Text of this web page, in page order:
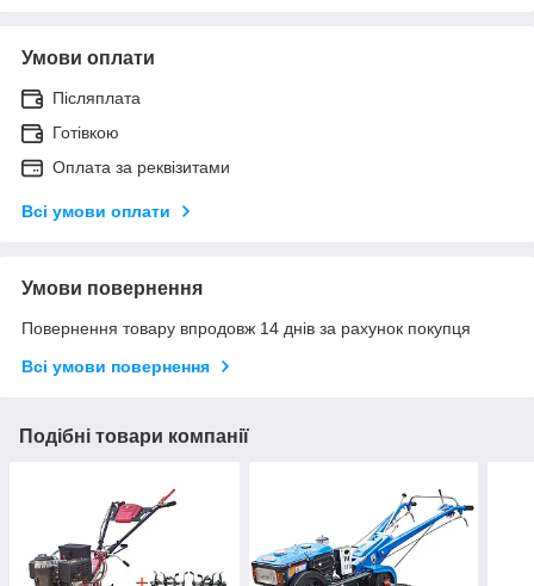
Умови оплати
Післяплата
Готівкою
Оплата за реквізитами
Всі умови оплати
Умови повернення
Повернення товару впродовж 14 днів за рахунок покупця
Всі умови повернення
Подібні товари компанії